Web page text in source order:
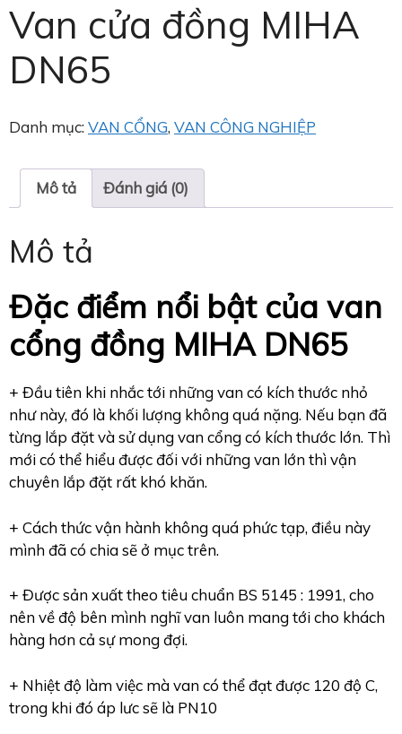
Van cửa đồng MIHA
DN65
Danh mục:VAN CỔNG, VAN CÔNG NGHIỆP
Mô tả Đánh giá (0)
Mô tả
Đặc điểm nổi bật của van
cổng đồng MIHA DN65
+ Đầu tiên khi nhắc tới những van có kích thước nhỏ
như này, đó là khối lượng không quá nặng. Nếu bạn đã
từng lắp đặt và sử dụng van cổng có kích thước lớn. Thì
mới có thể hiểu được đối với những van lớn thì vận
chuyên lắp đặt rất khó khăn.
+ Cách thức vận hành không quá phức tạp, điều này
mình đã có chia sẽ ở mục trên.
+ Được sản xuất theo tiêu chuẩn BS 5145 : 1991, cho
nên về độ bên mình nghĩ van luôn mang tới cho khách
hàng hơn cả sự mong đợi.
+ Nhiệt độ làm việc mà van có thể đạt được 120 độ C,
trong khi đó áp lưc sẽ là PN10